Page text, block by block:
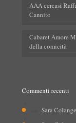
AAA cercasi
Cannito
Cabaret Amore
della comicità
Commenti recenti
Sara